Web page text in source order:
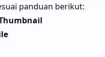
panduan berikut: